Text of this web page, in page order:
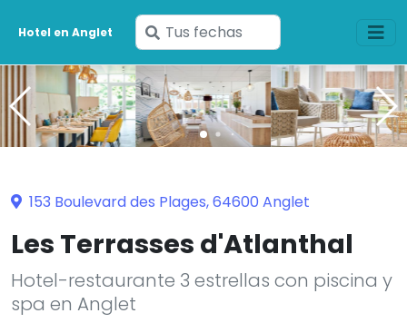
Hotel en Anglet
Ingresa
tus
fechas
153 Boulevard des Plages, 64600 Anglet
Les Terrasses d'Atlanthal
Hotel-restaurante 3 estrellas con piscina y
spa en Anglet